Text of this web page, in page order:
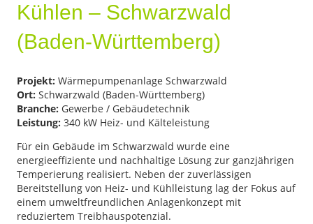
Kühlen – Schwarzwald
(Baden-Württemberg)
Projekt: Wärmepumpenanlage Schwarzwald
Ort: Schwarzwald (Baden-Württemberg)
Branche: Gewerbe / Gebäudetechnik
Leistung: 340 kW Heiz- und Kälteleistung
Für ein Gebäude im Schwarzwald wurde eine
energieeffiziente und nachhaltige Lösung zur ganzjährigen
Temperierung realisiert. Neben der zuverlässigen
Bereitstellung von Heiz- und Kühlleistung lag der Fokus auf
einem umweltfreundlichen Anlagenkonzept mit
reduziertem Treibhauspotenzial.